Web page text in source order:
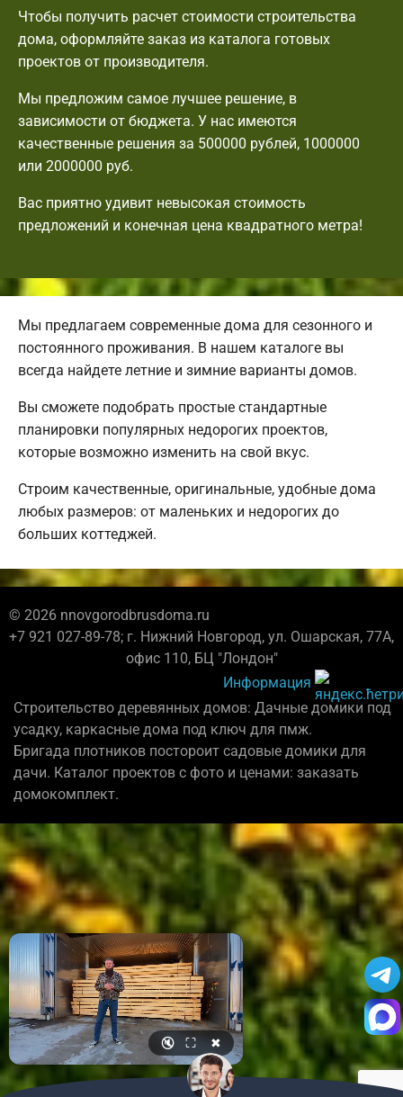
Чтобы получить расчет стоимости строительства
дома, оформляйте заказ из каталога готовых
проектов от производителя.
Мы предложим самое лучшее решение, в
зависимости от бюджета. У нас имеются
качественные решения за 500000 рублей, 1000000
или 2000000 руб.
Вас приятно удивит невысокая стоимость
предложений и конечная цена квадратного метра!
Мы предлагаем современные дома для сезонного и
постоянного проживания. В нашем каталоге вы
всегда найдете летние и зимние варианты домов.
Вы сможете подобрать простые стандартные
планировки популярных недорогих проектов,
которые возможно изменить на свой вкус.
Строим качественные, оригинальные, удобные дома
любых размеров: от маленьких и недорогих до
больших коттеджей.
© 2026 nnovgorodbrusdoma.ru
+7 921 027-89-78; г. Нижний Новгород, ул. Ошарская, 77А,
офис 110, БЦ "Лондон"
Информация
Строительство деревянных домов: Дачные домики под
усадку, каркасные дома под ключ для пмж.
Бригада плотников постороит садовые домики для
дачи. Каталог проектов с фото и ценами: заказать
домокомплект.
🔇 ⛶ ✖